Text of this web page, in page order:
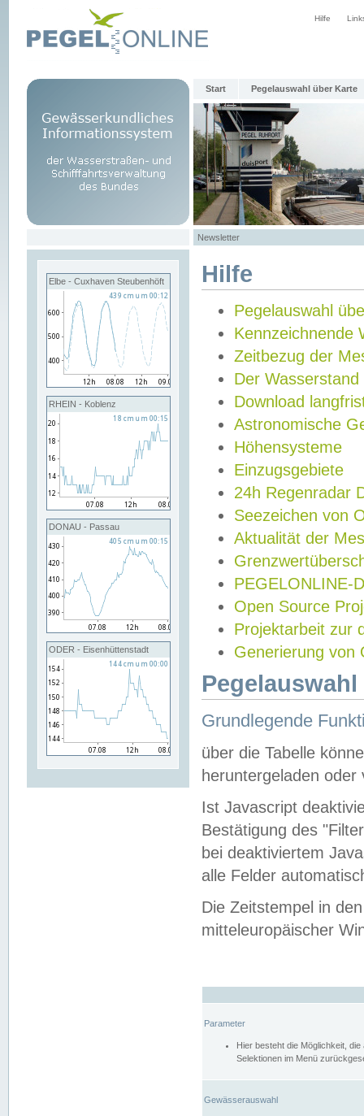
Hilfe
Start Pegelauswahl über Karte
Newsletter
Elbe - Cuxhaven Steubenhöft
RHEIN - Koblenz
DONAU - Passau
ODER - Eisenhüttenstadt
Hilfe
Pegelauswahl
Kennzeichnende
Zeitbezug der
Der Wasserstand
Download
Astronomische
Höhensysteme
Einzugsgebiete
24h Regenradar
Seezeichen von
Aktualität der
PEGELONLINE-
Open Source
Projektarbeit zur
Generierung von
Grundlegende
über die Tabelle
heruntergeladen oder
Ist Javascript
Bestätigung des
bei deaktiviertem
alle Felder
Die Zeitstempel in
mitteleuropäischer
Parameter
Hier besteht die Möglichkeit,
Selektionen im Menü
Gewässerauswahl